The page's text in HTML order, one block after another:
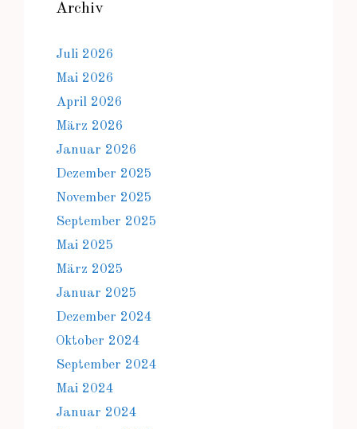
Archiv
Juli 2026
Mai 2026
April 2026
März 2026
Januar 2026
Dezember 2025
November 2025
September 2025
Mai 2025
März 2025
Januar 2025
Dezember 2024
Oktober 2024
September 2024
Mai 2024
Januar 2024